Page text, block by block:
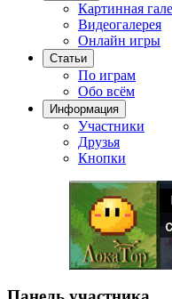
Картинная
Видеогалерея
Онлайн игры
Статьи
По играм
Обо всём
Информация
Участники
Друзья
Кнопки